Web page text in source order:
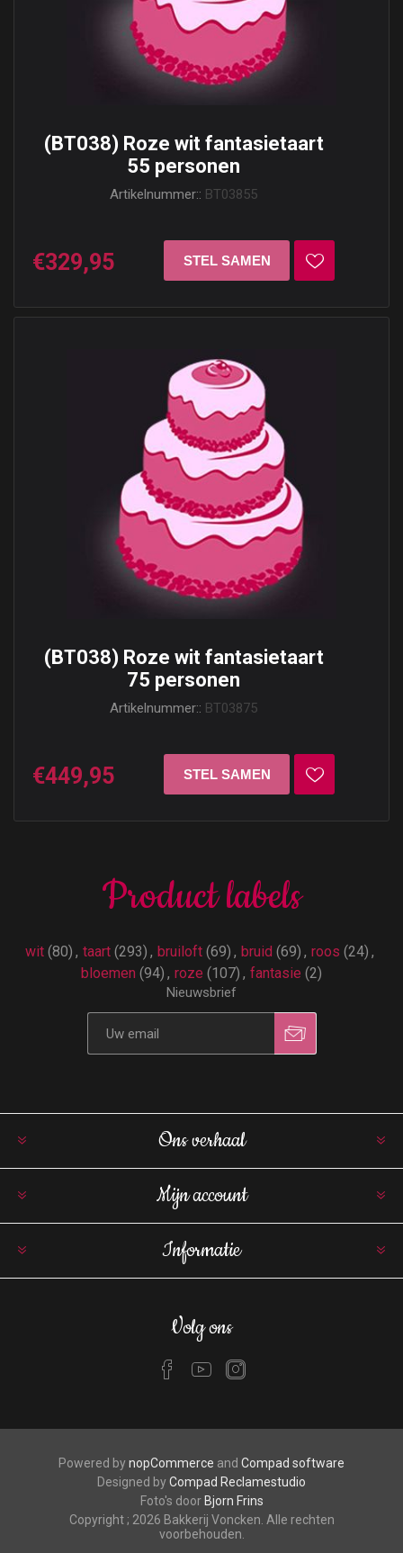
(BT038) Roze wit fantasietaart
55 personen
Artikelnummer:: BT03855
€329,95
(BT038) Roze wit fantasietaart
75 personen
Artikelnummer:: BT03875
€449,95
Product labels
wit (80) , taart (293) , bruiloft (69) , bruid (69) , roos (24) ,
bloemen (94) , roze (107) , fantasie (2)
Nieuwsbrief
Ons verhaal
Mijn account
Informatie
Volg ons
Powered bynopCommerce and Compad software
Designed byCompad Reclamestudio
Foto's door Bjorn Frins
Copyright ; 2026 Bakkerij Voncken. Alle rechten
voorbehouden.